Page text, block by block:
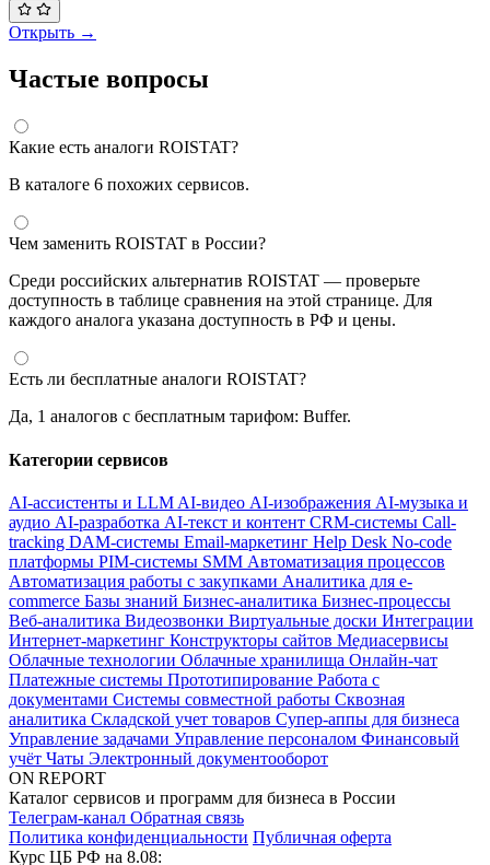
Открыть →
Частые вопросы
Какие есть аналоги ROISTAT?
В каталоге 6 похожих сервисов.
Чем заменить ROISTAT в России?
Среди российских альтернатив ROISTAT — проверьте
доступность в таблице сравнения на этой странице. Для
каждого аналога указана доступность в РФ и цены.
Есть ли бесплатные аналоги ROISTAT?
Да, 1 аналогов с бесплатным тарифом: Buffer.
Категории сервисов
AI-ассистенты и LLM AI-видео AI-изображения AI-музыка и
аудио AI-разработка AI-текст и контент CRM-системы Call-
tracking DAM-системы Email-маркетинг Help Desk No-code
платформы PIM-системы SMM Автоматизация процессов
Автоматизация работы с закупками Аналитика для e-
commerce Базы знаний Бизнес-аналитика Бизнес-процессы
Веб-аналитика Видеозвонки Виртуальные доски Интеграции
Интернет-маркетинг Конструкторы сайтов Медиасервисы
Облачные технологии Облачные хранилища Онлайн-чат
Платежные системы Прототипирование Работа с
документами Системы совместной работы Сквозная
аналитика Складской учет товаров Супер-аппы для бизнеса
Управление задачами Управление персоналом Финансовый
учёт Чаты Электронный документооборот
ON REPORT
Каталог сервисов и программ для бизнеса в России
Телеграм-канал Обратная связь
Политика конфиденциальности Публичная оферта
Курс ЦБ РФ на 8.08: